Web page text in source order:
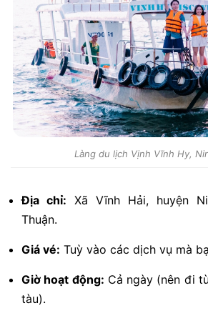
Làng du lịch Vịnh Vĩnh Hy,
Địa chỉ: Xã Vĩnh Hải, huyện
Thuận.
Giá vé: Tuỳ vào các dịch vụ mà
Giờ hoạt động: Cả ngày (nên đi
tàu).